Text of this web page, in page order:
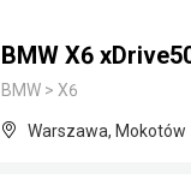
BMW X6
BMW > X6
Warszawa, Mokotów